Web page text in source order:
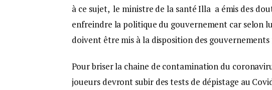
à ce sujet, le ministre de la santé Illa a émis des
enfreindre la politique du gouvernement car selon
doivent être mis à la disposition des gouvernements
Pour briser la chaine de contamination du
joueurs devront subir des tests de dépistage au